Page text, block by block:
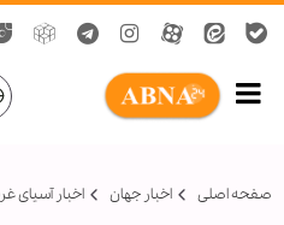
صفحه اصلی اخبار جهان اخبار آسیای